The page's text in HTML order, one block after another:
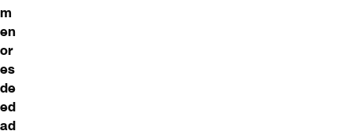
m
en
or
es
de
ed
ad